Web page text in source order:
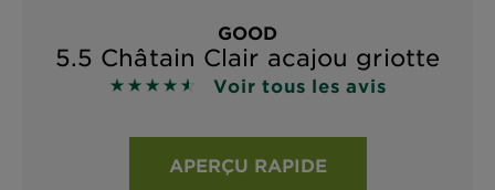
GOOD
5.5 Châtain Clair acajou griotte
4.555 sur 5 étoiles basé sur les avis
Voir tous les avis
APERÇU RAPIDE